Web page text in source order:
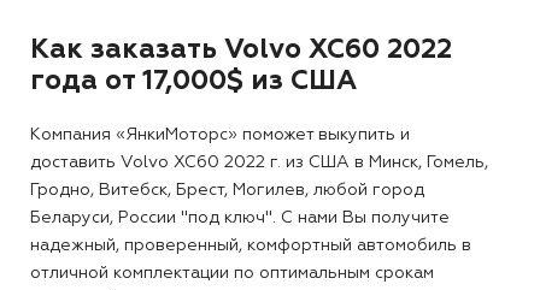
Как заказать Volvo XC60 2022
года от 17,000$ из США
Компания «ЯнкиМоторс» поможет выкупить и
доставить Volvo XC60 2022 г. из США в Минск, Гомель,
Гродно, Витебск, Брест, Могилев, любой город
Беларуси, России "под ключ". С нами Вы получите
надежный, проверенный, комфортный автомобиль в
отличной комплектации по оптимальным срокам